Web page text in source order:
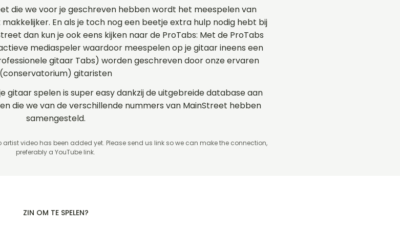
die we voor je geschreven hebben wordt het meespelen van
En als je toch nog een beetje extra hulp nodig hebt bij
dan kun je ook eens kijken naar de ProTabs: Met de ProTabs
mediaspeler waardoor meespelen op je gitaar ineens een
gitaar Tabs) worden geschreven door onze ervaren
(conservatorium) gitaristen
gitaar spelen is super easy dankzij de uitgebreide database aan
die we van de verschillende nummers van MainStreet hebben
samengesteld.
artist video has been added yet. Please send us link so we can make the connection,
preferably a YouTube link.
ZIN OM TE SPELEN?